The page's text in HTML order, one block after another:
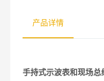
产品详情
手持式示波表和现场总